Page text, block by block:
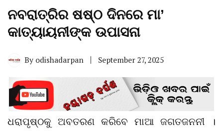
ନବରାତ୍ରିର ଷଷ୍ଠ ଦିନରେ ମା’
କାତ୍ୟାୟନୀଙ୍କ ଉପାସନା
By odishadarpan September 27, 2025
ଧରାପୃଷ୍ଠକୁ ଅବତରଣ କରିବେ ମାଆ ଜଗତଜନନୀ ।